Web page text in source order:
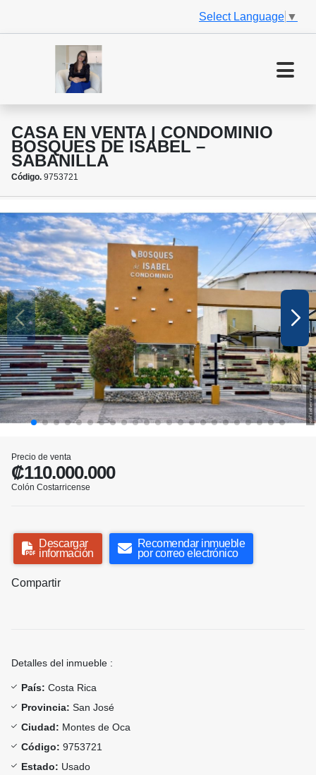
Select Language ▼
CASA EN VENTA | CONDOMINIO
BOSQUES DE ISABEL –
SABANILLA
Código. 9753721
Precio de venta
₡110.000.000
Colón Costarricense
Descargar
información
Recomendar inmueble
por correo electrónico
Compartir
Detalles del inmueble :
País: Costa Rica
Provincia: San José
Ciudad: Montes de Oca
Código: 9753721
Estado: Usado